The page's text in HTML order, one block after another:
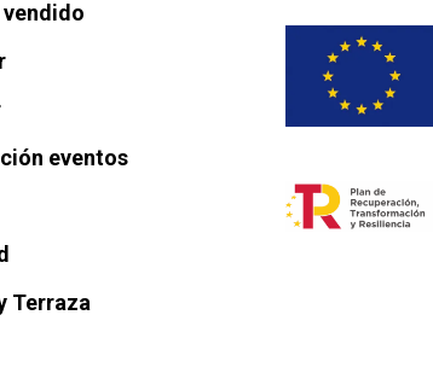
vendido
eventos
Terraza